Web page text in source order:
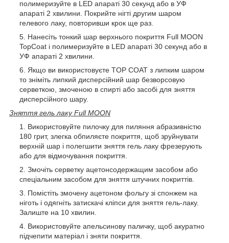
полимеризуйте в LED апараті 30 секунд або в УФ
апараті 2 хвилини. Покрийте нігті другим шаром
гелевого лаку, повторивши крок ще раз.
Нанесіть тонкий шар верхнього покриття Full MOON
TopCoat і полимеризуйте в LED апараті 30 секунд або в
УФ апараті 2 хвилини.
Якщо ви використовуєте TOP COAT з липким шаром
то зніміть липкий дисперсійний шар безворсовую
серветкою, змоченою в спирті або засобі для зняття
дисперсійного шару.
Зняття гель лаку Full MOON
Використовуйте пилочку для пиляння абразивністю
180 грит, злегка обпиляєте покриття, щоб зруйнувати
верхній шар і полегшити зняття гель лаку фрезерують
або для відмочування покриття.
Змочіть серветку ацетонсодержащим засобом або
спеціальним засобом для зняття штучних покриттів.
Помістіть змочену ацетоном фольгу зі спонжем на
ніготь і одягніть затискачі кліпси для зняття гель-лаку.
Залиште на 10 хвилин.
Використовуйте апельсинову паличку, щоб акуратно
підчепити матеріал і зняти покриття.